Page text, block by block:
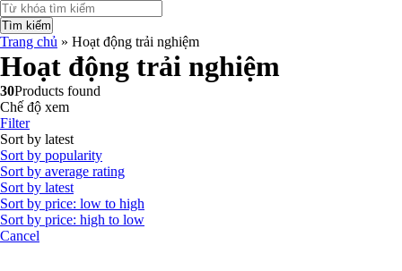
Tìm kiếm
Trang chủ » Hoạt động trải nghiệm
Hoạt động trải nghiệm
30Products found
Chế độ xem
Filter
Sort by latest
Sort by popularity
Sort by average rating
Sort by latest
Sort by price: low to high
Sort by price: high to low
Cancel